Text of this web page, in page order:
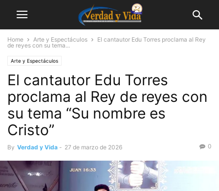
Home Arte y Espectáculos
El cantautor Edu Torres proclama al Rey
de reyes con su tema...
Arte y Espectáculos
El cantautor Edu Torres
proclama al Rey de reyes con
su tema “Su nombre es
Cristo”
By Verdad y Vida - 27 de marzo de 2026 0